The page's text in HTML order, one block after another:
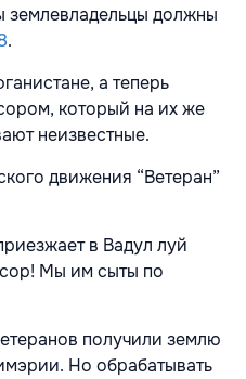
землевладельцы должны
.
а теперь
который на их же
неизвестные.
движения “Ветеран”
в Вадул луй
Мы им сыты по
получили землю
Но обрабатывать